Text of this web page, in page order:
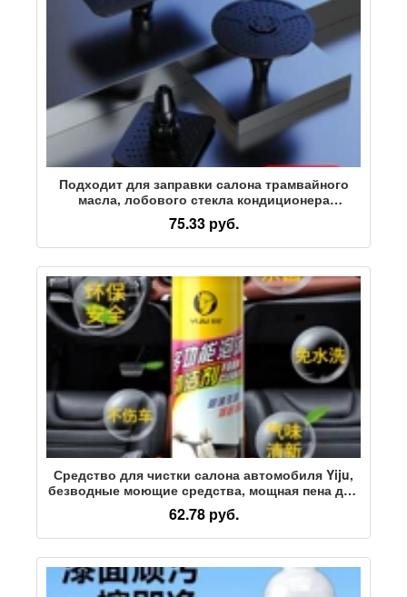
Подходит для заправки салона трамвайного
масла, лобового стекла кондиционера
автомобиля, ароматерапии, ветрового стекла с
защитой от прямого выхода воздуха
75.33 руб.
Средство для чистки салона автомобиля Yiju,
безводные моющие средства, мощная пена для
обеззараживания, многофункциональная
бытовая мойка автомобилей
62.78 руб.